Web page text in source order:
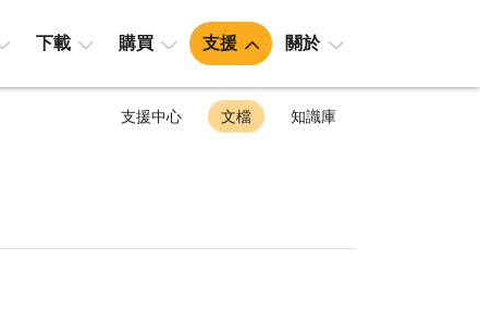
下載 購買 支援 關於
支援中心 文檔 知識庫